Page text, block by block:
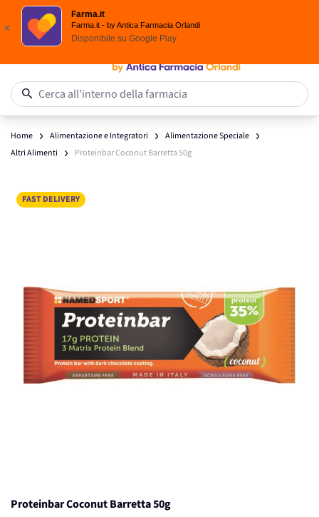
Spedizione
x
Farma.it
Farma.it - by Antica Farmacia Orlandi
Disponibile su Google Play
Salta al contenuto
Cerca all’interno della farmacia
Home Alimentazione e Integratori
Alimentazione Speciale
Altri Alimenti
Proteinbar Coconut Barretta 50g
FAST DELIVERY
Main image
Click to view image in fullscreen
Proteinbar Coconut Barretta 50g